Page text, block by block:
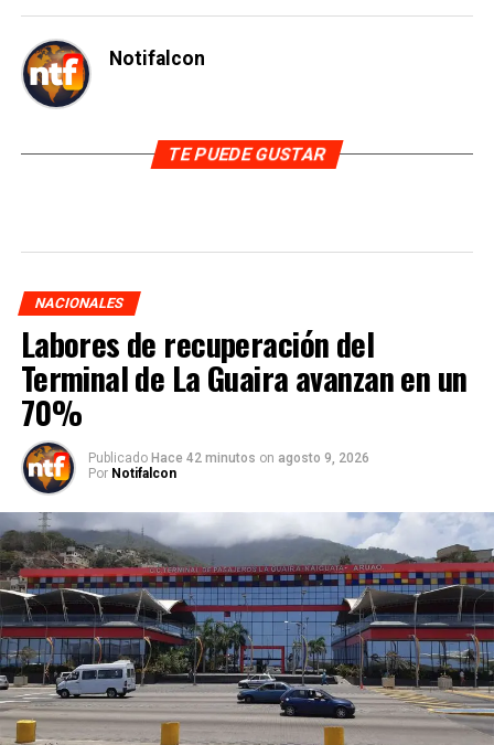
Notifalcon
TE PUEDE GUSTAR
NACIONALES
Labores de recuperación del
Terminal de La Guaira avanzan en un
70%
Publicado Hace 42 minutos on agosto 9, 2026
Por Notifalcon